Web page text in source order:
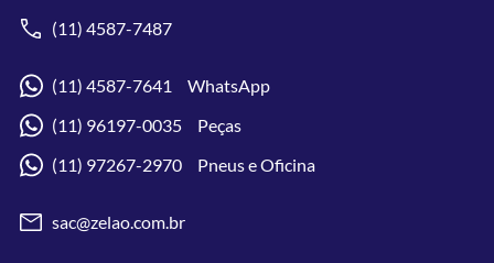
(11) 4587-7487
(11) 4587-7641 WhatsApp
(11) 96197-0035 Peças
(11) 97267-2970 Pneus e Oficina
sac@zelao.com.br